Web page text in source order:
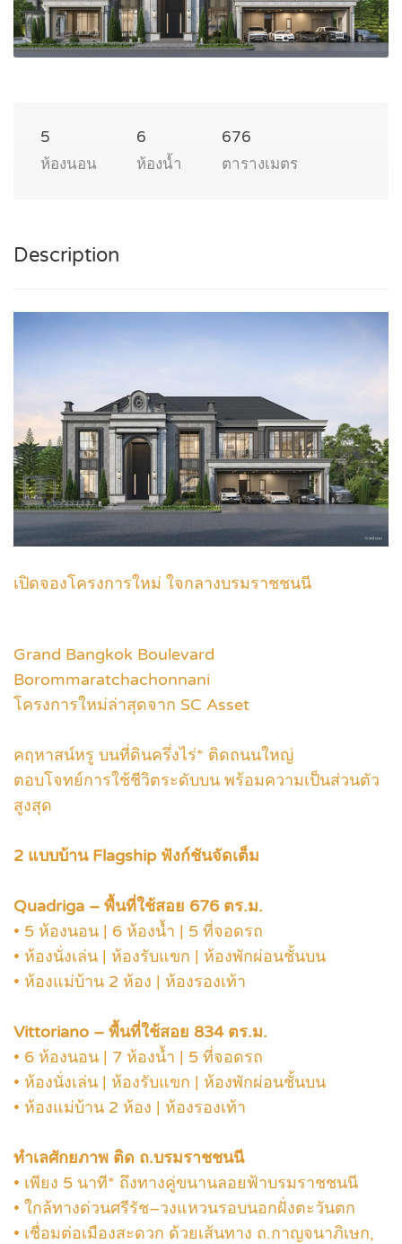
5
ห้องนอน
6
ห้องน้ำ
676
ตารางเมตร
Description
เปิดจองโครงการใหม่ ใจกลางบรมราชชนนี
Grand Bangkok Boulevard
Borommaratchachonnani
โครงการใหม่ล่าสุดจาก SC Asset
คฤหาสน์หรู บนที่ดินครึ่งไร่* ติดถนนใหญ่
ตอบโจทย์การใช้ชีวิตระดับบน พร้อมความเป็นส่วนตัว
สูงสุด
2 แบบบ้าน Flagship ฟังก์ชันจัดเต็ม
Quadriga – พื้นที่ใช้สอย 676 ตร.ม.
• 5 ห้องนอน | 6 ห้องน้ำ | 5 ที่จอดรถ
• ห้องนั่งเล่น | ห้องรับแขก | ห้องพักผ่อนชั้นบน
• ห้องแม่บ้าน 2 ห้อง | ห้องรองเท้า
Vittoriano – พื้นที่ใช้สอย 834 ตร.ม.
• 6 ห้องนอน | 7 ห้องน้ำ | 5 ที่จอดรถ
• ห้องนั่งเล่น | ห้องรับแขก | ห้องพักผ่อนชั้นบน
• ห้องแม่บ้าน 2 ห้อง | ห้องรองเท้า
ทำเลศักยภาพ ติด ถ.บรมราชชนนี
• เพียง 5 นาที* ถึงทางคู่ขนานลอยฟ้าบรมราชชนนี
• ใกล้ทางด่วนศรีรัช–วงแหวนรอบนอกฝั่งตะวันตก
• เชื่อมต่อเมืองสะดวก ด้วยเส้นทาง ถ.กาญจนาภิเษก,